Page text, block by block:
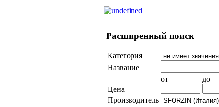
Расширенный поиск
Категория
Название
Цена
от до
Производитель